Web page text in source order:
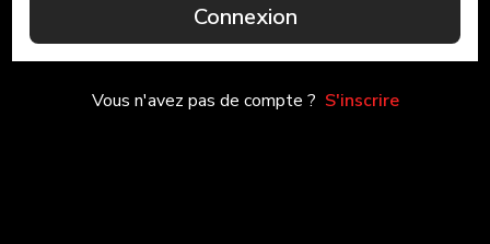
Connexion
Vous n'avez pas de compte ? S'inscrire